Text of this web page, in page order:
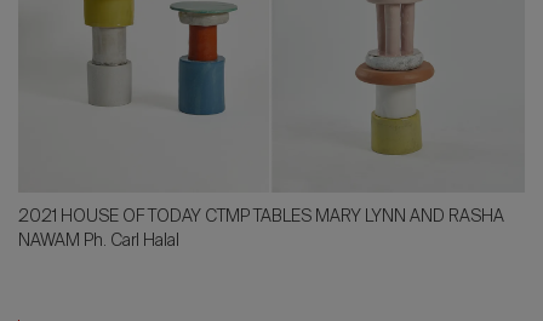
2021 HOUSE OF TODAY CTMP TABLES MARY LYNN AND RASHA
NAWAM Ph. Carl Halal